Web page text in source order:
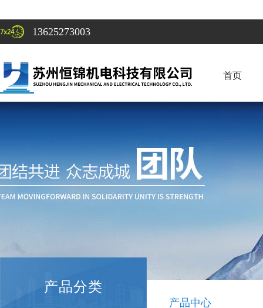
13625273003
首页
产品分类
产品中心